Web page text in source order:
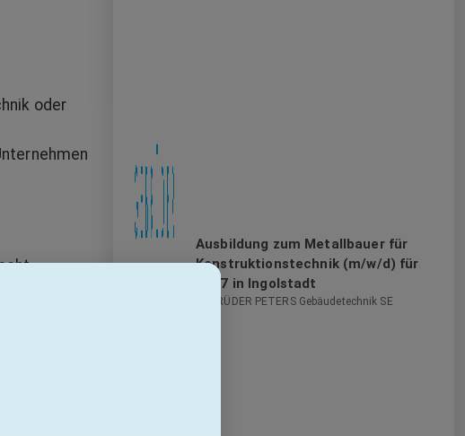
oder
Ausbildung zum Metallbauer für
Konstruktionstechnik (m/w/d) für
2027 in Ingolstadt
GEBRÜDER PETERS Gebäudetechnik SE